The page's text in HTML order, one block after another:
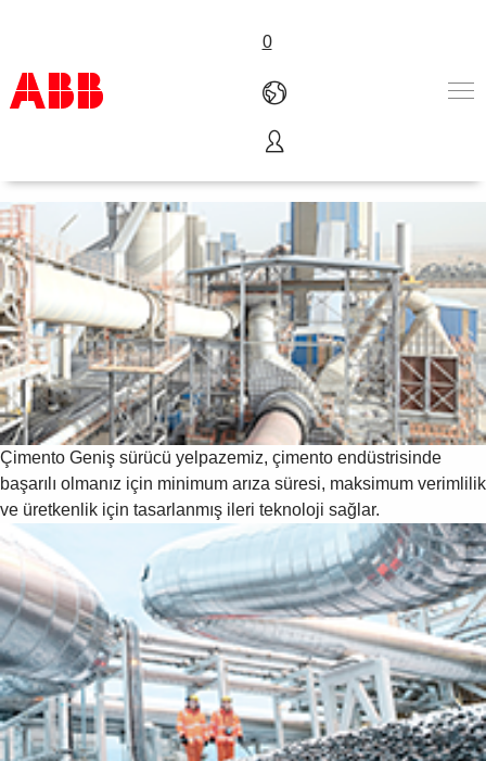
0
Ürünler ve Çözümler
Endüstriler
Servis
Hakkımızda
Satış noktaları
Bize ulaşın
Kariyer
Otomasyon çözümleri
Çimento Geniş sürücü yelpazemiz, çimento endüstrisinde
başarılı olmanız için minimum arıza süresi, maksimum verimlilik
ve üretkenlik için tasarlanmış ileri teknoloji sağlar.